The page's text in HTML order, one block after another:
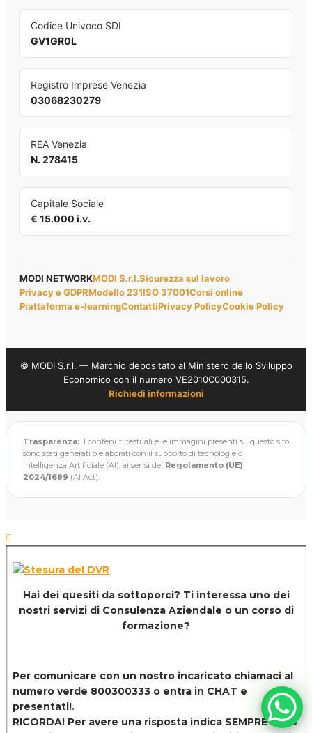
Codice Univoco SDI
GV1GR0L
Registro Imprese Venezia
03068230279
REA Venezia
N. 278415
Capitale Sociale
€ 15.000 i.v.
MODI NETWORKMODI S.r.l.Sicurezza sul lavoro
Privacy e GDPRModello 231ISO 37001Corsi online
Piattaforma e-learningContattiPrivacy PolicyCookie Policy
© MODI S.r.l. — Marchio depositato al Ministero dello Sviluppo
Economico con il numero VE2010C000315.
Richiedi informazioni
Trasparenza: I contenuti testuali e le immagini presenti su questo sito
sono stati generati o elaborati con il supporto di tecnologie di
Intelligenza Artificiale (AI), ai sensi del Regolamento (UE)
2024/1689 (AI Act).
Hai dei quesiti da sottoporci? Ti interessa uno dei
nostri servizi di Consulenza Aziendale o un corso di
formazione?
Per comunicare con un nostro incaricato chiamaci al
numero verde 800300333 o entra in CHAT e
presentati!.
RICORDA! Per avere una risposta indica SEMPRE il tuo